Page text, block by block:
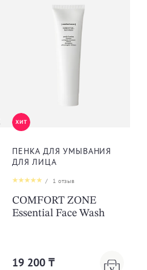
ПЕНКА ДЛЯ УМЫВАНИЯ
ДЛЯ ЛИЦА
/ 1 отзыв
COMFORT ZONE
Essential Face Wash
19 200 ₸